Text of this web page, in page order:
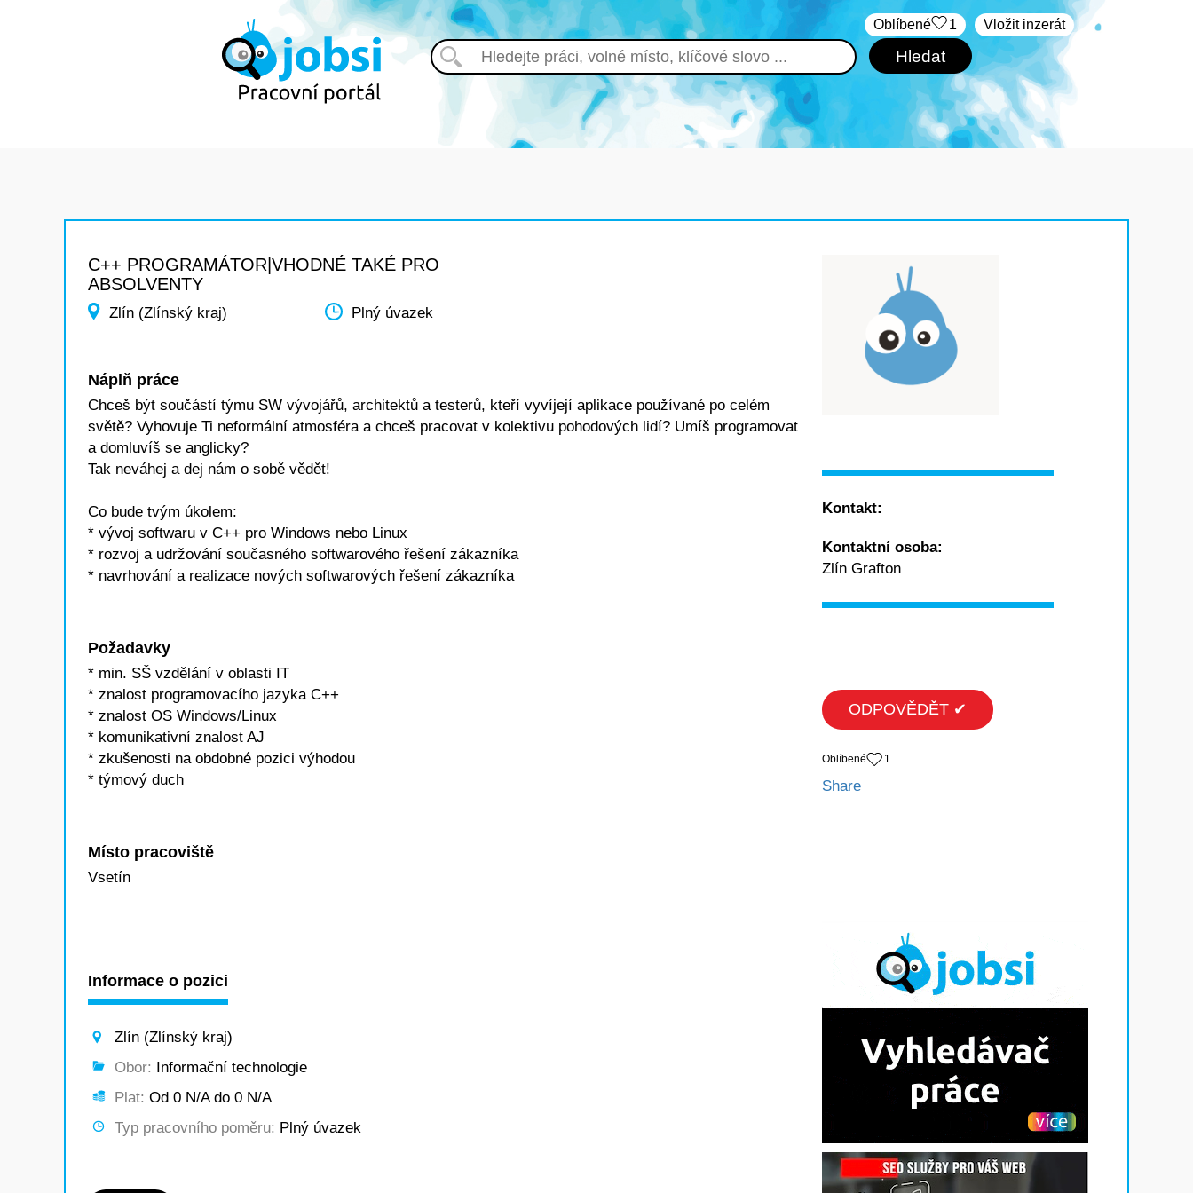
Vložit inzerát
Oblíbené 1
C++ PROGRAMÁTOR|VHODNÉ TAKÉ PRO
ABSOLVENTY
Zlín (Zlínský kraj) Plný úvazek
Náplň práce
Chceš být součástí týmu SW vývojářů, architektů a testerů, kteří vyvíjejí aplikace používané po celém
světě? Vyhovuje Ti neformální atmosféra a chceš pracovat v kolektivu pohodových lidí? Umíš programovat
a domluvíš se anglicky?
Tak neváhej a dej nám o sobě vědět!
Co bude tvým úkolem:
* vývoj softwaru v C++ pro Windows nebo Linux
* rozvoj a udržování současného softwarového řešení zákazníka
* navrhování a realizace nových softwarových řešení zákazníka
Požadavky
* min. SŠ vzdělání v oblasti IT
* znalost programovacího jazyka C++
* znalost OS Windows/Linux
* komunikativní znalost AJ
* zkušenosti na obdobné pozici výhodou
* týmový duch
Místo pracoviště
Vsetín
Informace o pozici
Zlín (Zlínský kraj)
Obor: Informační technologie
Plat: Od 0 N/A do 0 N/A
Typ pracovního poměru: Plný úvazek
Kontakt:
Kontaktní osoba:
Zlín Grafton
ODPOVĚDĚT ✔
Oblíbené 1
Share